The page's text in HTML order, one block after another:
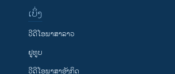
ເບິ່ງ
ວີດີໂອພາສາລາວ
ຢູທູບ
ວີດີໂອພາສາອັງກິດ